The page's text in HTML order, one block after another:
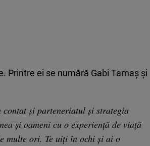
Printre ei se numără Gabi Tamaș și
și parteneriatul și strategia
și oameni cu o experiență de viață
multe ori. Te uiți în ochi și ai o